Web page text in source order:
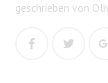
geschrieben von